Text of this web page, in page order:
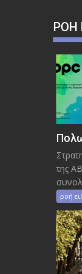
ΡΟΉ
της
ροή